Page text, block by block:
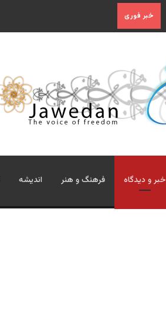
خبر فوری
خبر و دیدگاه فرهنگ و هنر اندیشه